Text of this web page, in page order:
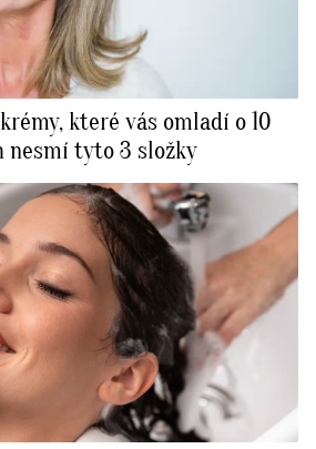
které vás omladí o 10
nesmí tyto 3 složky